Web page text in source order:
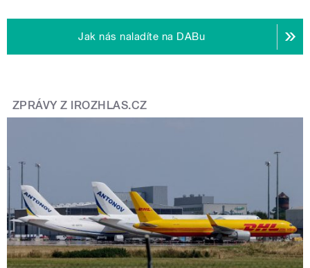
Jak nás naladíte na DABu
ZPRÁVY Z IROZHLAS.CZ